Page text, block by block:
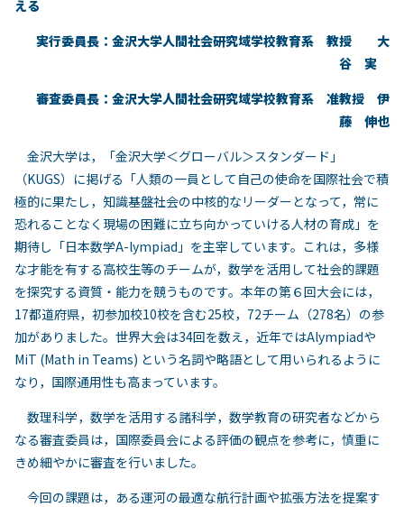
える
実行委員長：金沢大学人間社会研究域学校教育系 教授 大
谷 実
審査委員長：金沢大学人間社会研究域学校教育系 准教授 伊
藤 伸也
金沢大学は，「金沢大学＜グローバル＞スタンダード」
（KUGS）に掲げる「人類の一員として自己の使命を国際社会で積
極的に果たし，知識基盤社会の中核的なリーダーとなって，常に
恐れることなく現場の困難に立ち向かっていける人材の育成」を
期待し「日本数学A-lympiad」を主宰しています。これは，多様
な才能を有する高校生等のチームが，数学を活用して社会的課題
を探究する資質・能力を競うものです。本年の第６回大会には，
17都道府県，初参加校10校を含む25校，72チーム（278名）の参
加がありました。世界大会は34回を数え，近年ではAlympiadや
MiT (Math in Teams) という名詞や略語として用いられるように
なり，国際通用性も高まっています。
数理科学，数学を活用する諸科学，数学教育の研究者などから
なる審査委員は，国際委員会による評価の観点を参考に，慎重に
きめ細やかに審査を行いました。
今回の課題は，ある運河の最適な航行計画や拡張方法を提案す